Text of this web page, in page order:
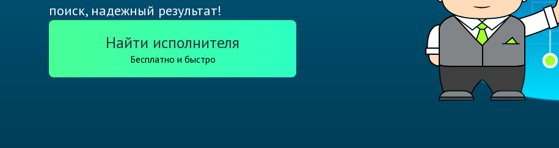
поиск, надежный результат!
Найти исполнителя
Бесплатно и быстро